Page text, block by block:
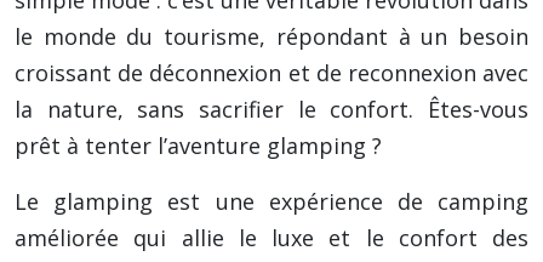
le monde du tourisme, répondant à un besoin
croissant de déconnexion et de reconnexion avec
la nature, sans sacrifier le confort. Êtes-vous
prêt à tenter l’aventure glamping ?
Le glamping est une expérience de camping
améliorée qui allie le luxe et le confort des